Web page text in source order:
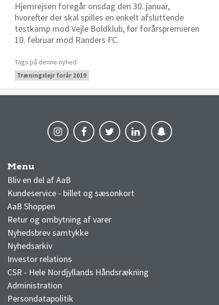
Hjemrejsen foregår onsdag den 30. januar,
hvorefter der skal spilles en enkelt afsluttende
testkamp mod Vejle Boldklub, før forårspremieren
10. februar mod Randers FC.
Tags på denne nyhed
Træningslejr forår 2019
Menu
Bliv en del af AaB
Kundeservice - billet og sæsonkort
AaB Shoppen
Retur og ombytning af varer
Nyhedsbrev samtykke
Nyhedsarkiv
Investor relations
CSR - Hele Nordjyllands Håndsrækning
Administration
Persondatapolitik